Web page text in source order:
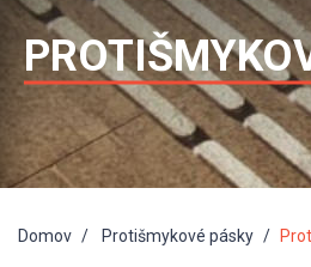
Domov Protišmykové pásky